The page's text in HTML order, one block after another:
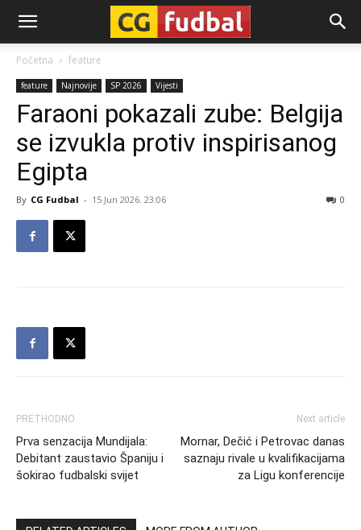
CG-
Fudbal
Početna feature
feature Najnovije SP 2026 Vijesti
Faraoni pokazali zube: Belgija
se izvukla protiv inspirisanog
Egipta
By CG Fudbal - 15 Jun 2026. 23:06 0
PRETHODNO
Prva senzacija Mundijala:
Debitant zaustavio Španiju i
šokirao fudbalski svijet
Next article
Mornar, Dečić i Petrovac danas
saznaju rivale u kvalifikacijama
za Ligu konferencije